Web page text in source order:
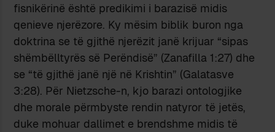
fisnikërinë është predikimi i barazisë midis
qenieve njerëzore. Ky mësim biblik buron nga
doktrina se të gjithë njerëzit janë krijuar “sipas
shëmbëlltyrës së Perëndisë” (Zanafilla 1:27) dhe
se “të gjithë janë një në Krishtin” (Galatasve
3:28). Për Nietzsche-n, kjo barazi ontologjike
dhe morale përmbyste rendin natyror të jetës,
duke mohuar dallimet e brendshme midis të